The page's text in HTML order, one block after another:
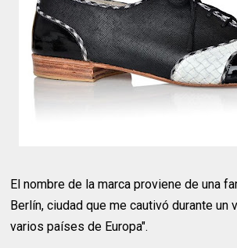
El nombre de la marca proviene de una
Berlín, ciudad que me cautivó durante un
varios países de Europa".